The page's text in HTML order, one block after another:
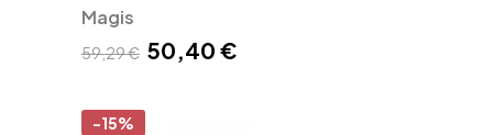
Magis
59,29 € 50,40 €
-15%